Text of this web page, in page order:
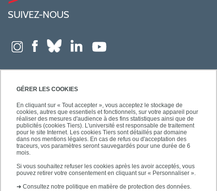
GÉRER LES COOKIES
En cliquant sur « Tout accepter », vous acceptez le stockage de
cookies, autres que essentiels et fonctionnels, sur votre appareil pour
réaliser des mesures d'audience à des fins statistiques ainsi que de
publicités (cookies Tiers). L'université est responsable de traitement
pour le site Internet. Les cookies Tiers sont détaillés par domaine
dans nos mentions légales. En cas de refus ou d'acceptation des
traceurs, vos paramètres seront sauvegardés pour une durée de 6
mois.
Si vous souhaitez refuser les cookies après les avoir acceptés, vous
pouvez retirer votre consentement en cliquant sur « Personnaliser ».
➜ Consultez notre politique en matière de protection des données.
SUIVEZ-NOUS